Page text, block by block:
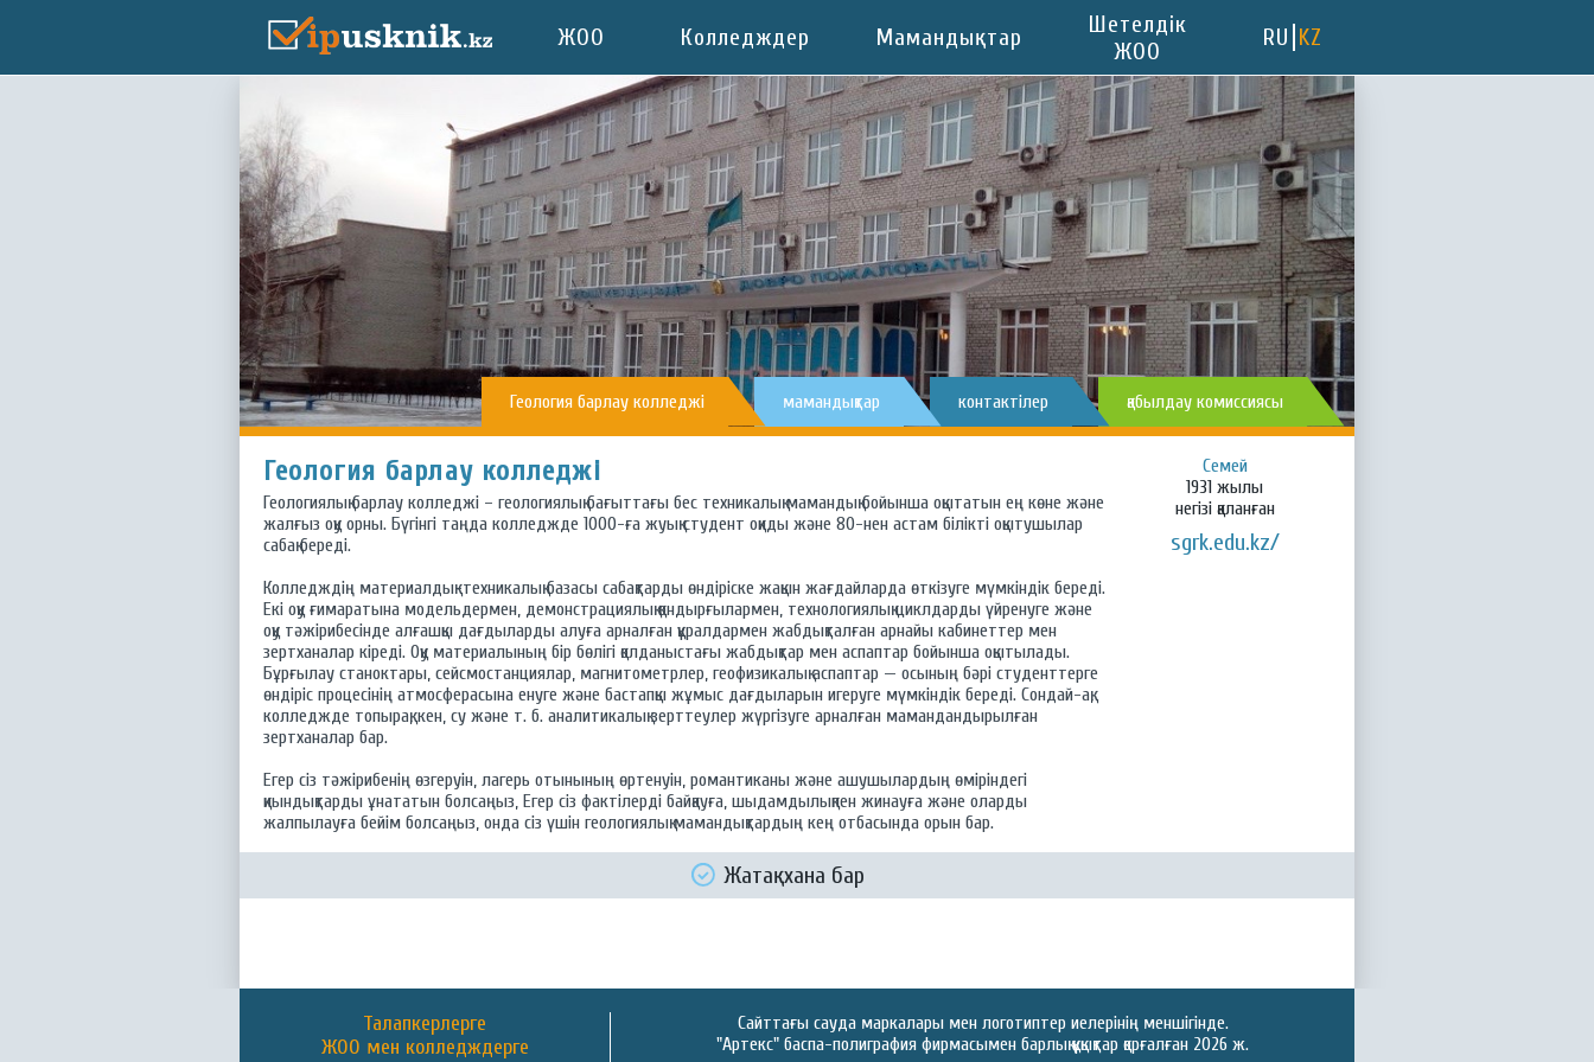
ЖОО Колледждер Мамандықтар
Шетелдік
ЖОО
RU KZ
Геология барлау колледжі мамандықтар контактілер қабылдау комиссиясы
Геология барлау колледжі
Геологиялық барлау колледжі – геологиялық бағыттағы бес техникалық мамандық бойынша оқытатын ең көне және
жалғыз оқу орны. Бүгінгі таңда колледжде 1000-ға жуық студент оқиды және 80-нен астам білікті оқытушылар
сабақ береді.
Колледждің материалдық-техникалық базасы сабақтарды өндіріске жақын жағдайларда өткізуге мүмкіндік береді.
Екі оқу ғимаратына модельдермен, демонстрациялық қондырғылармен, технологиялық циклдарды үйренуге және
оқу тәжірибесінде алғашқы дағдыларды алуға арналған құралдармен жабдықталған арнайы кабинеттер мен
зертханалар кіреді. Оқу материалының бір бөлігі қолданыстағы жабдықтар мен аспаптар бойынша оқытылады.
Бұрғылау станоктары, сейсмостанциялар, магнитометрлер, геофизикалық аспаптар — осының бәрі студенттерге
өндіріс процесінің атмосферасына енуге және бастапқы жұмыс дағдыларын игеруге мүмкіндік береді. Сондай-ақ,
колледжде топырақ, кен, су және т. б. аналитикалық зерттеулер жүргізуге арналған мамандандырылған
зертханалар бар.
Егер сіз тәжірибенің өзгеруін, лагерь отынының өртенуін, романтиканы және ашушылардың өміріндегі
қиындықтарды ұнататын болсаңыз, Егер сіз фактілерді байқауға, шыдамдылықпен жинауға және оларды
жалпылауға бейім болсаңыз, онда сіз үшін геологиялық мамандықтардың кең отбасында орын бар.
Семей
1931 жылы
негізі қаланған
sgrk.edu.kz/
Жатақхана бар
Талапкерлерге
ЖОО мен колледждерге
Сайттағы сауда маркалары мен логотиптер иелерінің меншігінде.
"Артекс" баспа-полиграфия фирмасымен барлық құқықтар қорғалған 2026 ж.